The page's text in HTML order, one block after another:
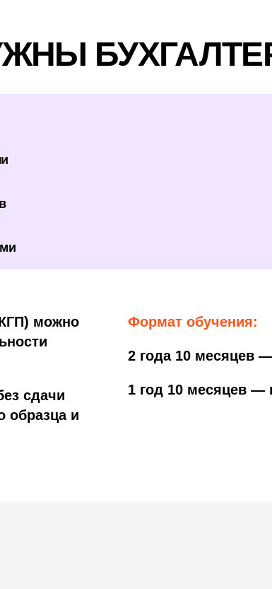
можно
сдачи
образца и
Формат обучения:
2 года 10 месяцев
1 год 10 месяцев —